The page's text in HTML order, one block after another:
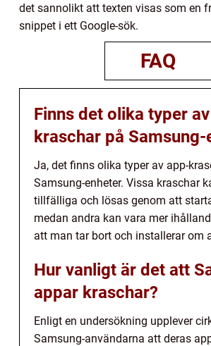
det sannolikt att texten visas som en
snippet i ett Google-sök.
FAQ
Finns det olika typer
kraschar på Samsung-
Ja, det finns olika typer av app-
Samsung-enheter. Vissa kraschar
tillfälliga och lösas genom att
medan andra kan vara mer
att man tar bort och installerar om
Hur vanligt är det att
appar kraschar?
Enligt en undersökning upplever
Samsung-användarna att deras